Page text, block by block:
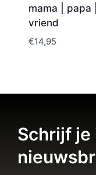
mama | papa |
vriend
€14,95
Schrijf je